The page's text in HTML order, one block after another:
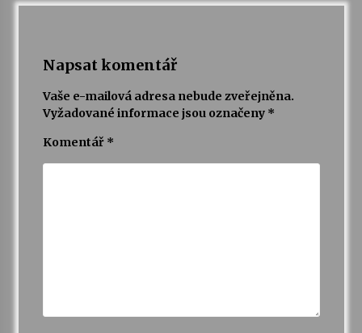
Napsat komentář
Vaše e-mailová adresa nebude zveřejněna.
Vyžadované informace jsou označeny *
Komentář *